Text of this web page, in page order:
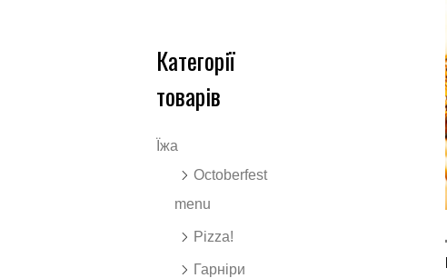
Категорії
товарів
Їжа
Octoberfest
menu
Pizza!
Гарніри